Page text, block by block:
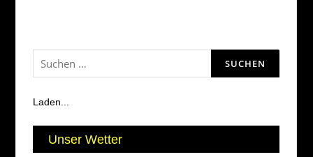
Suchen
nach:
Laden...
Unser Wetter